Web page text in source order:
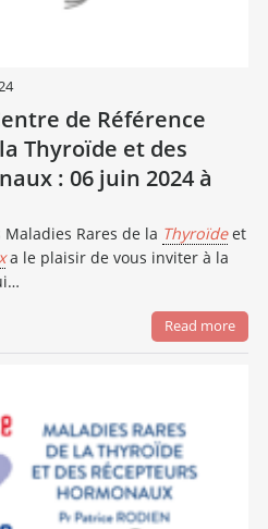
de Référence
Thyroïde et des
: 06 juin 2024 à
Rares de la Thyroïdeet
a le plaisir de vous inviter à la
Read more